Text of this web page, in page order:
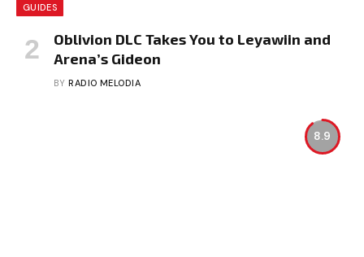
GUIDES
Oblivion DLC Takes You to Leyawiin and
Arena’s Gideon
BY RADIO MELODIA
8.9